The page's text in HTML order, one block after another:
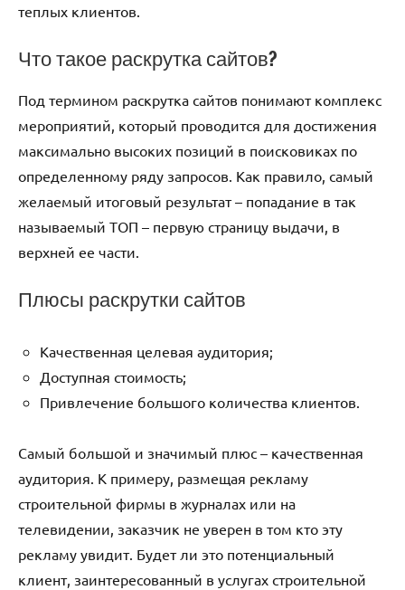
теплых клиентов.
Что такое раскрутка сайтов?
Под термином раскрутка сайтов понимают комплекс
мероприятий, который проводится для достижения
максимально высоких позиций в поисковиках по
определенному ряду запросов. Как правило, самый
желаемый итоговый результат – попадание в так
называемый ТОП – первую страницу выдачи, в
верхней ее части.
Плюсы раскрутки сайтов
Качественная целевая аудитория;
Доступная стоимость;
Привлечение большого количества клиентов.
Самый большой и значимый плюс – качественная
аудитория. К примеру, размещая рекламу
строительной фирмы в журналах или на
телевидении, заказчик не уверен в том кто эту
рекламу увидит. Будет ли это потенциальный
клиент, заинтересованный в услугах строительной